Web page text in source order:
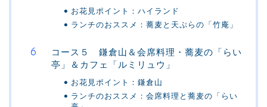
お花見ポイント：ハイランド
ランチのおススメ：蕎麦と天ぷらの「竹庵」
コース５ 鎌倉山＆会席料理・蕎麦の「らい
亭」＆カフェ「ルミリュウ」
お花見ポイント：鎌倉山
ランチのおススメ：会席料理と蕎麦の「らい